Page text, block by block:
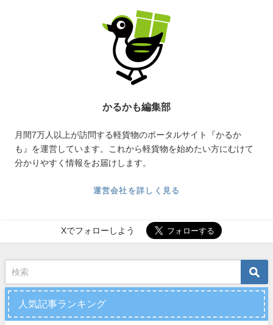
かるかも編集部
月間7万人以上が訪問する軽貨物のポータルサイト『かるか
も』を運営しています。これから軽貨物を始めたい方にむけて
分かりやすく情報をお届けします。
運営会社を詳しく見る
Xでフォローしよう
人気記事ランキング